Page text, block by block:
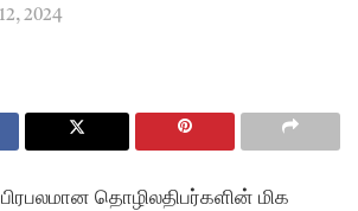
2024
தொழிலதிபர்களின் மிக